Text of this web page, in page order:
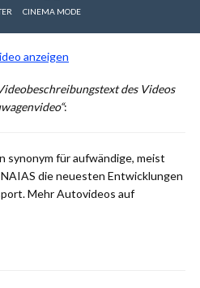
CINEMA MODE
anzeigen
des Videos
:
synonym für aufwändige, meist
die neuesten Entwicklungen
Mehr Autovideos auf